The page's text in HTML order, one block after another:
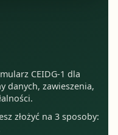
CEIDG-1 dla
danych, zawieszenia,
złożyć na 3 sposoby: